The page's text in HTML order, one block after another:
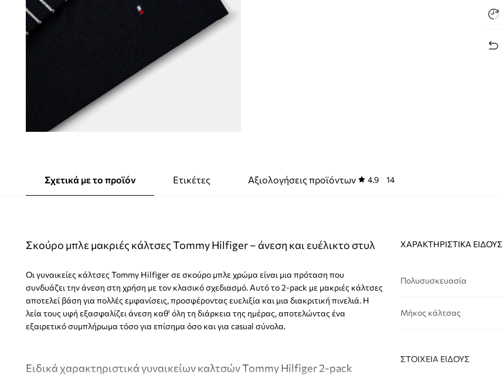
Σχετικά με το προϊόν Ετικέτες Αξιολογήσεις προϊόντων 4.9 14
Σκούρο μπλε μακριές κάλτσες Tommy Hilfiger – άνεση και ευέλικτο στυλ
Οι γυναικείες κάλτσες Tommy Hilfiger σε σκούρο μπλε χρώμα είναι μια πρόταση που
συνδυάζει την άνεση στη χρήση με τον κλασικό σχεδιασμό. Αυτό το 2-pack με μακριές κάλτσες
αποτελεί βάση για πολλές εμφανίσεις, προσφέροντας ευελιξία και μια διακριτική πινελιά. Η
λεία τους υφή εξασφαλίζει άνεση καθ' όλη τη διάρκεια της ημέρας, αποτελώντας ένα
εξαιρετικό συμπλήρωμα τόσο για επίσημα όσο και για casual σύνολα.
Ειδικά χαρακτηριστικά γυναικείων καλτσών Tommy Hilfiger 2-pack
ΧΑΡΑΚΤΗΡΙΣΤΙΚΆ ΕΊΔΟΥΣ
Πολυσυσκευασία
Μήκος κάλτσας
ΣΤΟΙΧΕΊΑ ΕΊΔΟΥΣ